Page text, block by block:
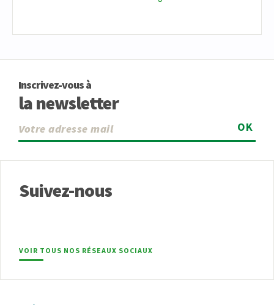
Inscrivez-vous à
la newsletter
OK
Suivez-nous
VOIR TOUS NOS RÉSEAUX SOCIAUX